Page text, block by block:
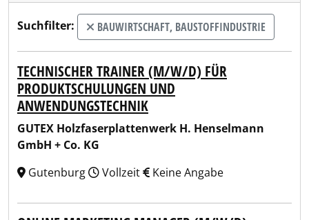
Suchfilter: BAUWIRTSCHAFT, BAUSTOFFINDUSTRIE
TECHNISCHER TRAINER (M/W/D) FÜR
PRODUKTSCHULUNGEN UND
ANWENDUNGSTECHNIK
GUTEX Holzfaserplattenwerk H. Henselmann
GmbH + Co. KG
Gutenburg
Vollzeit Keine Angabe